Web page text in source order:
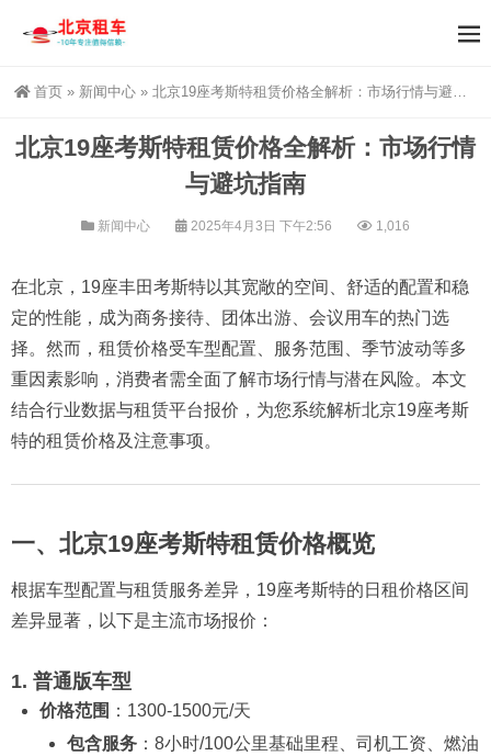
首页 » 新闻中心 » 北京19座考斯特租赁价格全解析：市场行情与避坑指南
北京19座考斯特租赁价格全解析：市场行情
与避坑指南
新闻中心 2025年4月3日 下午2:56 1,016
在北京，19座丰田考斯特以其宽敞的空间、舒适的配置和稳
定的性能，成为商务接待、团体出游、会议用车的热门选
择。然而，租赁价格受车型配置、服务范围、季节波动等多
重因素影响，消费者需全面了解市场行情与潜在风险。本文
结合行业数据与租赁平台报价，为您系统解析北京19座考斯
特的租赁价格及注意事项。
一、北京19座考斯特租赁价格概览
根据车型配置与租赁服务差异，19座考斯特的日租价格区间
差异显著，以下是主流市场报价：
1. 普通版车型
价格范围 ：1300-1500元/天
包含服务 ：8小时/100公里基础里程、司机工资、燃油